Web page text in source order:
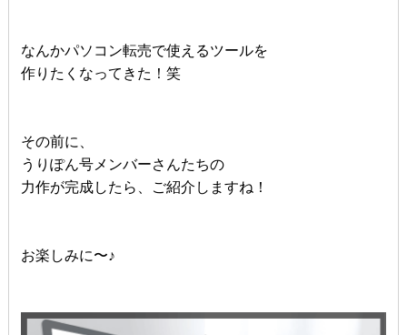
なんかパソコン転売で使えるツールを
作りたくなってきた！笑
その前に、
うりぽん号メンバーさんたちの
力作が完成したら、ご紹介しますね！
お楽しみに〜♪